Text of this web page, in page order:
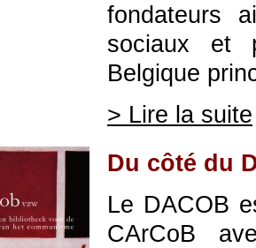
fondateurs
sociaux et
Belgique
> Lire la suite
Du côté du
Le DACOB
CArCoB